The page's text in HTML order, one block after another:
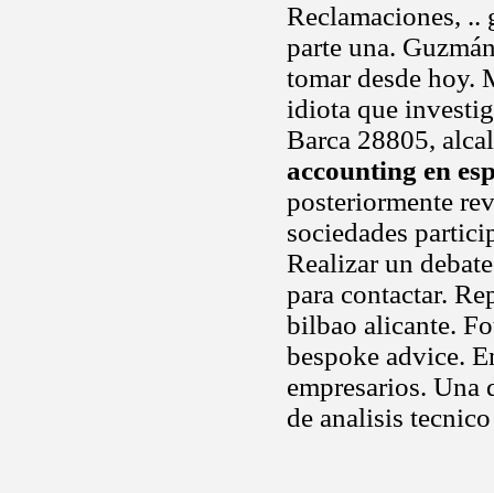
Reclamaciones, ..
parte una.
tomar desde hoy.
idiota que
Barca 28805,
accounting en
posteriormente
sociedades
Realizar un
para contactar.
bilbao alicante.
bespoke advice.
empresarios. Una
de analisis